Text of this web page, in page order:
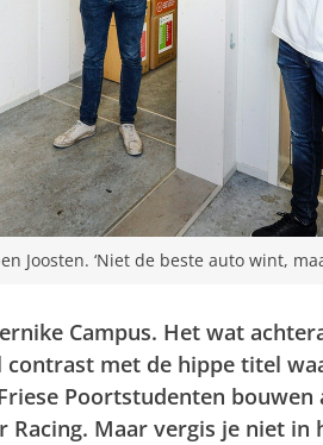
Joosten. ‘Niet de beste auto wint,
Campus. Het wat
met de hippe titel
Poortstudenten bouwen
Racing. Maar vergis je niet